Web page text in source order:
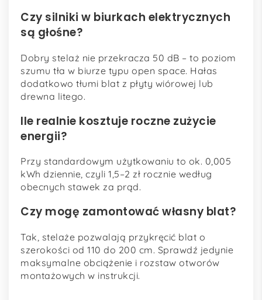
Czy silniki w biurkach elektrycznych
są głośne?
Dobry stelaż nie przekracza 50 dB – to poziom
szumu tła w biurze typu open space. Hałas
dodatkowo tłumi blat z płyty wiórowej lub
drewna litego.
Ile realnie kosztuje roczne zużycie
energii?
Przy standardowym użytkowaniu to ok. 0,005
kWh dziennie, czyli 1,5–2 zł rocznie według
obecnych stawek za prąd.
Czy mogę zamontować własny blat?
Tak, stelaże pozwalają przykręcić blat o
szerokości od 110 do 200 cm. Sprawdź jedynie
maksymalne obciążenie i rozstaw otworów
montażowych w instrukcji.